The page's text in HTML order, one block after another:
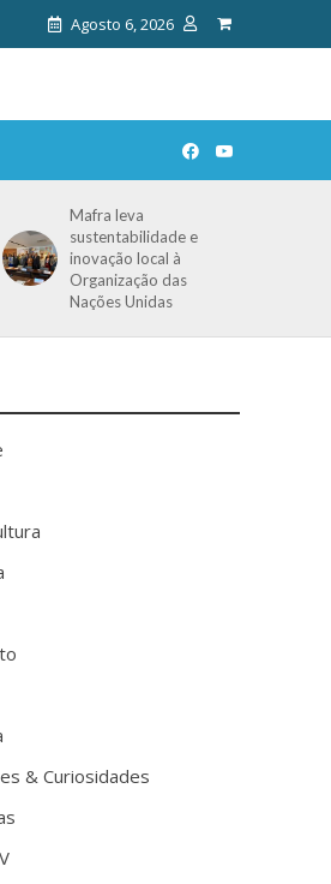
Agosto 6, 2026
Mafra leva
sustentabilidade e
inovação local à
Organização das
Nações Unidas
& Curiosidades